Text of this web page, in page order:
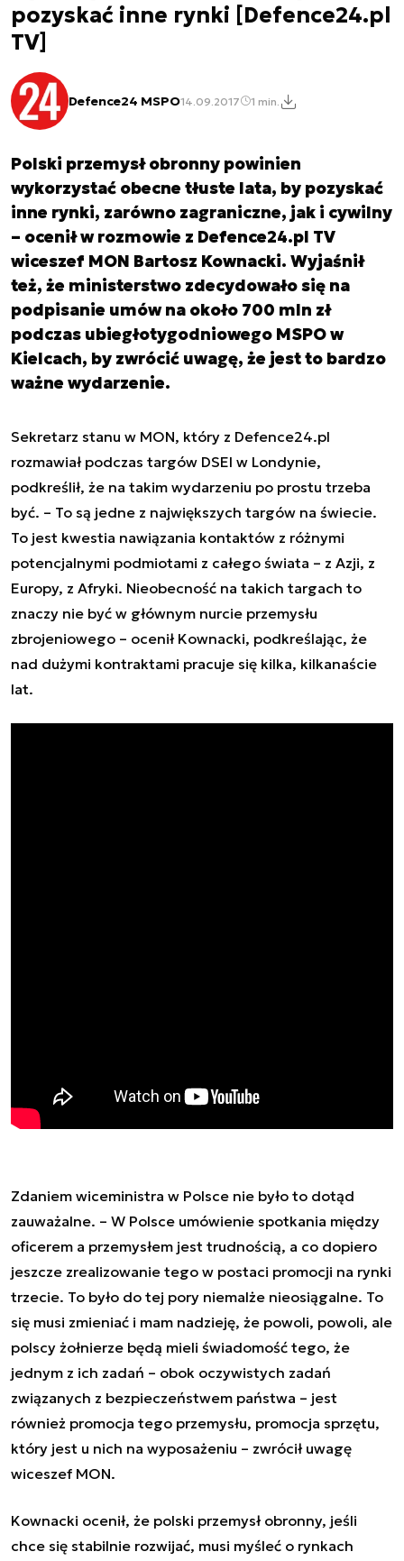
pozyskać inne rynki [Defence24.pl
TV]
Defence24 MSPO14.09.2017 1 min.
Polski przemysł obronny powinien
wykorzystać obecne tłuste lata, by pozyskać
inne rynki, zarówno zagraniczne, jak i cywilny
– ocenił w rozmowie z Defence24.pl TV
wiceszef MON Bartosz Kownacki. Wyjaśnił
też, że ministerstwo zdecydowało się na
podpisanie umów na około 700 mln zł
podczas ubiegłotygodniowego MSPO w
Kielcach, by zwrócić uwagę, że jest to bardzo
ważne wydarzenie.
Sekretarz stanu w MON, który z Defence24.pl
rozmawiał podczas targów DSEI w Londynie,
podkreślił, że na takim wydarzeniu po prostu trzeba
być. – To są jedne z największych targów na świecie.
To jest kwestia nawiązania kontaktów z różnymi
potencjalnymi podmiotami z całego świata – z Azji, z
Europy, z Afryki. Nieobecność na takich targach to
znaczy nie być w głównym nurcie przemysłu
zbrojeniowego – ocenił Kownacki, podkreślając, że
nad dużymi kontraktami pracuje się kilka, kilkanaście
lat.
Zdaniem wiceministra w Polsce nie było to dotąd
zauważalne. – W Polsce umówienie spotkania między
oficerem a przemysłem jest trudnością, a co dopiero
jeszcze zrealizowanie tego w postaci promocji na rynki
trzecie. To było do tej pory niemalże nieosiągalne. To
się musi zmieniać i mam nadzieję, że powoli, powoli, ale
polscy żołnierze będą mieli świadomość tego, że
jednym z ich zadań – obok oczywistych zadań
związanych z bezpieczeństwem państwa – jest
również promocja tego przemysłu, promocja sprzętu,
który jest u nich na wyposażeniu – zwrócił uwagę
wiceszef MON.
Kownacki ocenił, że polski przemysł obronny, jeśli
chce się stabilnie rozwijać, musi myśleć o rynkach